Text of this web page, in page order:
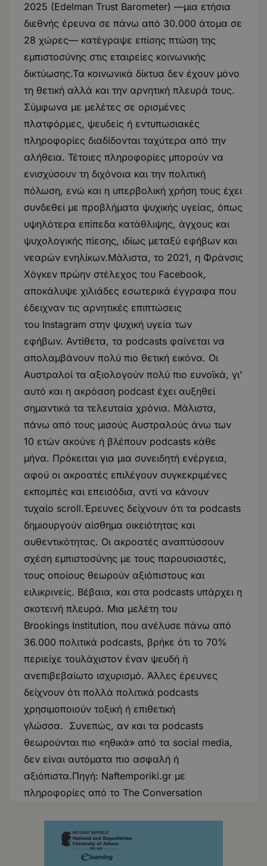
2025 (Edelman Trust Barometer) —μια ετήσια
διεθνής έρευνα σε πάνω από 30.000 άτομα σε
28 χώρες— κατέγραψε επίσης πτώση της
εμπιστοσύνης στις εταιρείες κοινωνικής
δικτύωσης.Τα κοινωνικά δίκτυα δεν έχουν μόνο
τη θετική αλλά και την αρνητική πλευρά τους.
Σύμφωνα με μελέτες σε ορισμένες
πλατφόρμες, ψευδείς ή εντυπωσιακές
πληροφορίες διαδίδονται ταχύτερα από την
αλήθεια. Τέτοιες πληροφορίες μπορούν να
ενισχύσουν τη διχόνοια και την πολιτική
πόλωση, ενώ και η υπερβολική χρήση τους έχει
συνδεθεί με προβλήματα ψυχικής υγείας, όπως
υψηλότερα επίπεδα κατάθλιψης, άγχους και
ψυχολογικής πίεσης, ιδίως μεταξύ εφήβων και
νεαρών ενηλίκων.Μάλιστα, το 2021, η Φράνσις
Χόγκεν πρώην στέλεχος του Facebook,
αποκάλυψε χιλιάδες εσωτερικά έγγραφα που
έδειχναν τις αρνητικές επιπτώσεις
του Instagram στην ψυχική υγεία των
εφήβων. Αντίθετα, τα podcasts φαίνεται να
απολαμβάνουν πολύ πιο θετική εικόνα. Οι
Αυστραλοί τα αξιολογούν πολύ πιο ευνοϊκά, γι’
αυτό και η ακρόαση podcast έχει αυξηθεί
σημαντικά τα τελευταία χρόνια. Μάλιστα,
πάνω από τους μισούς Αυστραλούς άνω των
10 ετών ακούνε ή βλέπουν podcasts κάθε
μήνα. Πρόκειται για μια συνειδητή ενέργεια,
αφού οι ακροατές επιλέγουν συγκεκριμένες
εκπομπές και επεισόδια, αντί να κάνουν
τυχαίο scroll.Έρευνες δείχνουν ότι τα podcasts
δημιουργούν αίσθημα οικειότητας και
αυθεντικότητας. Οι ακροατές αναπτύσσουν
σχέση εμπιστοσύνης με τους παρουσιαστές,
τους οποίους θεωρούν αξιόπιστους και
ειλικρινείς. Βέβαια, και στα podcasts υπάρχει η
σκοτεινή πλευρά. Μια μελέτη του
Brookings Institution, που ανέλυσε πάνω από
36.000 πολιτικά podcasts, βρήκε ότι το 70%
περιείχε τουλάχιστον έναν ψευδή ή
ανεπιβεβαίωτο ισχυρισμό. Άλλες έρευνες
δείχνουν ότι πολλά πολιτικά podcasts
χρησιμοποιούν τοξική ή επιθετική
γλώσσα. Συνεπώς, αν και τα podcasts
θεωρούνται πιο «ηθικά» από τα social media,
δεν είναι αυτόματα πιο ασφαλή ή
αξιόπιστα.Πηγή: Naftemporiki.gr με
πληροφορίες από το The Conversation